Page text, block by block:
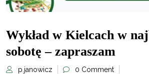
Wykład w Kielcach w
sobotę – zapraszam
p.janowicz
0 Comment